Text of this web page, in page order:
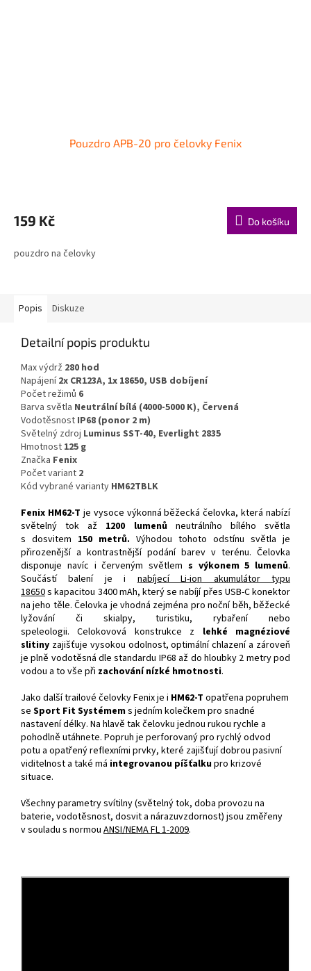
Pouzdro APB-20 pro čelovky Fenix
159 Kč Do košíku
pouzdro na čelovky
Popis Diskuze
Detailní popis produktu
Max výdrž 280 hod
Napájení2x CR123A, 1x 18650, USB dobíjení
Počet režimů 6
Barva světla Neutrální bílá (4000-5000 K), Červená
Vodotěsnost IP68 (ponor 2 m)
Světelný zdroj Luminus SST-40, Everlight 2835
Hmotnost 125 g
Značka Fenix
Počet variant 2
Kód vybrané varianty HM62TBLK
Fenix HM62-T je vysoce výkonná běžecká čelovka, která nabízí
světelný tok až 1200 lumenů neutrálního bílého světla
s dosvitem 150 metrů. Výhodou tohoto odstínu světla je
přirozenější a kontrastnější podání barev v terénu. Čelovka
disponuje navíc i červeným světlem s výkonem 5 lumenů.
Součástí balení je inabíjecí Li-ion akumulátor typu
18650s kapacitou 3400 mAh, který se nabíjí přes USB-C konektor
na jeho těle. Čelovka je vhodná zejména pro noční běh, běžecké
lyžování či skialpy, turistiku, rybaření nebo
speleologii. Celokovová konstrukce z lehké magnéziové
slitiny zajišťuje vysokou odolnost, optimální chlazení a zároveň
je plně vodotěsná dle standardu IP68 až do hloubky 2 metry pod
vodou a to vše při zachování nízké hmotnosti.
Jako další trailové čelovky Fenix je i HM62-T opatřena popruhem
se Sport Fit Systémems jedním kolečkem pro snadné
nastavení délky. Na hlavě tak čelovku jednou rukou rychle a
pohodlně utáhnete. Popruh je perforovaný pro rychlý odvod
potu a opatřený reflexními prvky, které zajišťují dobrou pasivní
viditelnost a také má integrovanou píšťalkupro krizové
situace.
Všechny parametry svítilny (světelný tok, doba provozu na
baterie, vodotěsnost, dosvit a nárazuvzdornost) jsou změřeny
v souladu s normou ANSI/NEMA FL 1-2009.